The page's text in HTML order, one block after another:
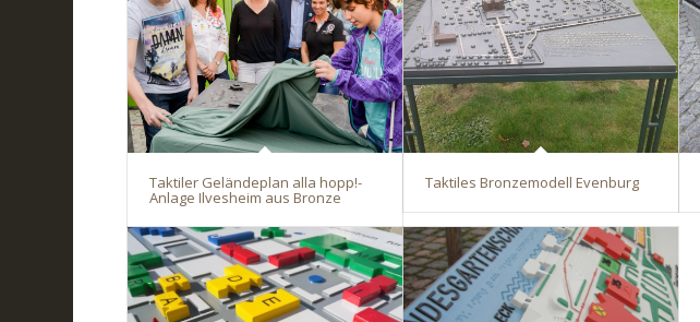
Taktiler Geländeplan alla hopp!-
Anlage Ilvesheim aus Bronze
Taktiles Bronzemodell Evenburg